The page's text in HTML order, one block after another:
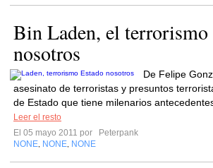
Bin Laden, el terrorismo
nosotros
De Felipe
asesinato de terroristas y presuntos
de Estado que tiene milenarios
Leer el resto
El 05 mayo 2011 por
Peterpank
NONE NONE NONE